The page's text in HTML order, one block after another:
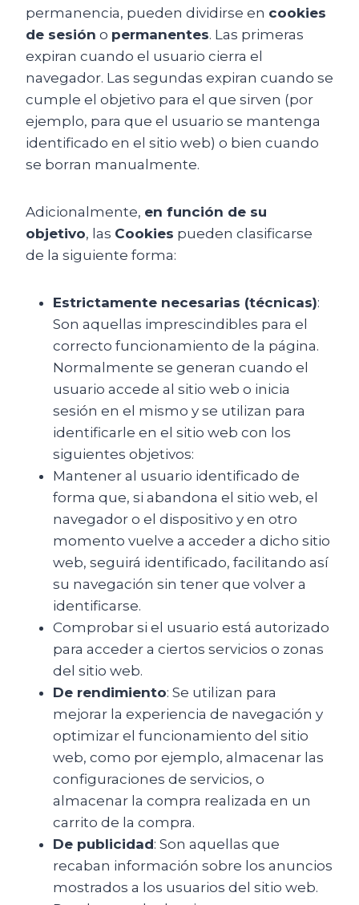
permanencia, pueden dividirse en cookies
de sesión o permanentes. Las primeras
expiran cuando el usuario cierra el
navegador. Las segundas expiran cuando se
cumple el objetivo para el que sirven (por
ejemplo, para que el usuario se mantenga
identificado en el sitio web) o bien cuando
se borran manualmente.
Adicionalmente, en función de su
objetivo, las Cookies pueden clasificarse
de la siguiente forma:
Estrictamente necesarias (técnicas):
Son aquellas imprescindibles para el
correcto funcionamiento de la página.
Normalmente se generan cuando el
usuario accede al sitio web o inicia
sesión en el mismo y se utilizan para
identificarle en el sitio web con los
siguientes objetivos:
Mantener al usuario identificado de
forma que, si abandona el sitio web, el
navegador o el dispositivo y en otro
momento vuelve a acceder a dicho sitio
web, seguirá identificado, facilitando así
su navegación sin tener que volver a
identificarse.
Comprobar si el usuario está autorizado
para acceder a ciertos servicios o zonas
del sitio web.
De rendimiento: Se utilizan para
mejorar la experiencia de navegación y
optimizar el funcionamiento del sitio
web, como por ejemplo, almacenar las
configuraciones de servicios, o
almacenar la compra realizada en un
carrito de la compra.
De publicidad: Son aquellas que
recaban información sobre los anuncios
mostrados a los usuarios del sitio web.